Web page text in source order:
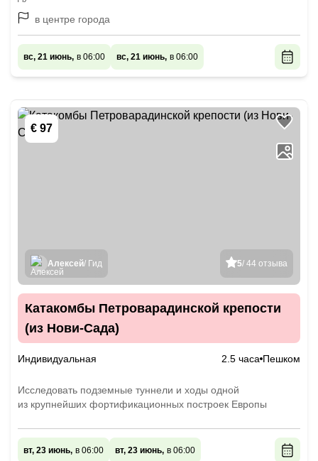
в центре города
вс, 21 июнь, в 06:00 вс, 21 июнь, в 06:00
€ 97
5/ 44 отзыва
Алексей/ Гид
Катакомбы Петроварадинской крепости
(из Нови-Сада)
Индивидуальная 2.5 часа Пешком
Исследовать подземные туннели и ходы одной
из крупнейших фортификационных построек Европы
вт, 23 июнь, в 06:00 вт, 23 июнь, в 06:00